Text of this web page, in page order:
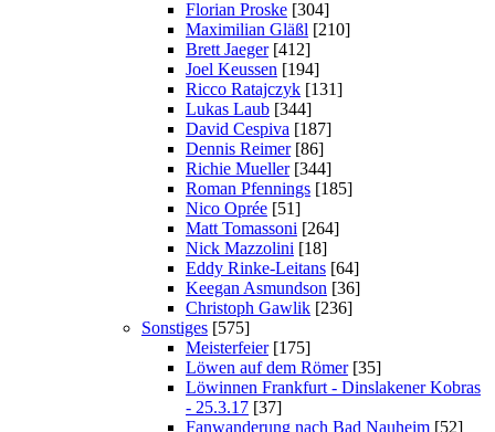
Florian Proske [304]
Maximilian Gläßl [210]
Brett Jaeger[412]
Joel Keussen [194]
Ricco Ratajczyk [131]
Lukas Laub [344]
David Cespiva [187]
Dennis Reimer[86]
Richie Mueller[344]
Roman Pfennings [185]
Nico Oprée [51]
Matt Tomassoni [264]
Nick Mazzolini [18]
Eddy Rinke-Leitans [64]
Keegan Asmundson [36]
Christoph Gawlik [236]
Sonstiges [575]
Meisterfeier[175]
Löwen auf dem Römer[35]
Löwinnen Frankfurt - Dinslakener Kobras
- 25.3.17 [37]
Fanwanderung nach Bad Nauheim [52]